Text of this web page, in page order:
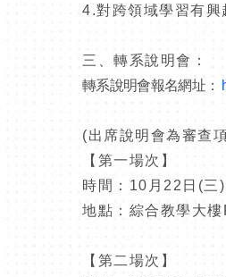
4.對跨領域學習有興
三、轉系說明會：
轉系說明會報名網址 ：
(出席說明會為審查
【第一場次】
時間： 10 月 22 日 (三)
地點：綜合教學大樓
【第二場次】